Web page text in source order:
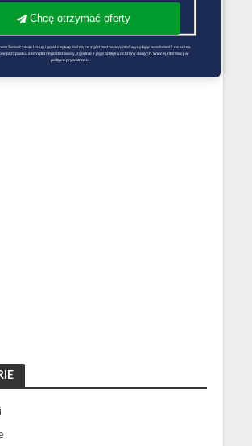
Chcę otrzymać oferty
Świadczenie Usług i go akceptuję Każdą ze zgód można wycofać wysyłając wiadomość na adres
w przypadku zewnętrznego dostawcy, zgodnie z jego polityką ochrony danych. Więcej informacji w
polityce prywatności